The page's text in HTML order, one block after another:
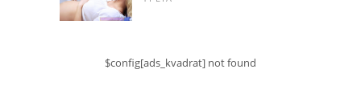
$config[ads_kvadrat] not found